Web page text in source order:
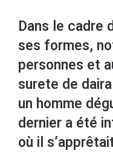
Dans le cadre
ses formes,
personnes et
surete de
un homme
dernier a été
où il